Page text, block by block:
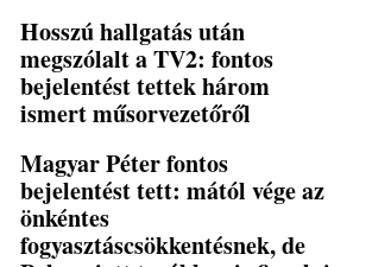
Hosszú hallgatás után
megszólalt a TV2: fontos
bejelentést tettek három
ismert műsorvezetőről
Magyar Péter fontos
bejelentést tett: mától vége az
önkéntes
fogyasztáscsökkentésnek, de